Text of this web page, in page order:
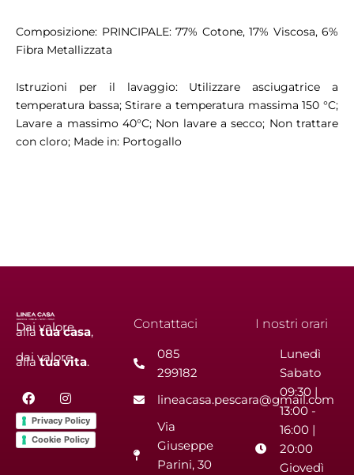
Composizione: PRINCIPALE: 77% Cotone, 17% Viscosa, 6%
Fibra Metallizzata
Istruzioni per il lavaggio: Utilizzare asciugatrice a
temperatura bassa; Stirare a temperatura massima 150 °C;
Lavare a massimo 40°C; Non lavare a secco; Non trattare
con cloro; Made in: Portogallo
Dai valore
allatua casa,
dai valore
allatua vita.
F
a
c
e
b
I
n
s
t
a
Privacy Policy
Cookie Policy
Contattaci
085
299182
lineacasa.pescara@gmail.com
Via
Giuseppe
Parini, 30
I nostri orari
Lunedì
Sabato
09:30 |
13:00 -
16:00 |
20:00
Giovedì